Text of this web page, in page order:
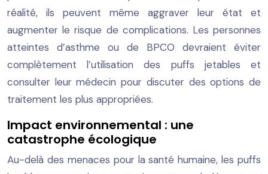
réalité, ils peuvent même aggraver leur état et
augmenter le risque de complications. Les personnes
atteintes d’asthme ou de BPCO devraient éviter
complètement l’utilisation des puffs jetables et
consulter leur médecin pour discuter des options de
traitement les plus appropriées.
Impact environnemental : une
catastrophe écologique
Au-delà des menaces pour la santé humaine, les puffs